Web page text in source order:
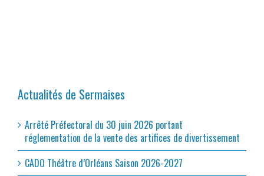
Actualités de Sermaises
Arrêté Préfectoral du 30 juin 2026 portant
réglementation de la vente des artifices de divertissement
CADO Théâtre d’Orléans Saison 2026-2027